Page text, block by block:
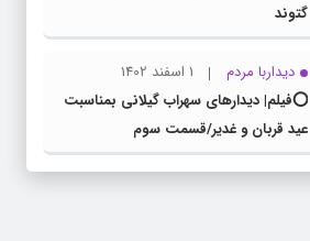
گتوند
دیداربا مردم
1 اسفند 1402
⭕️فیلم| دیدارهای سهراب گیلانی بمناسبت
عید قربان و غدیر/قسمت سوم